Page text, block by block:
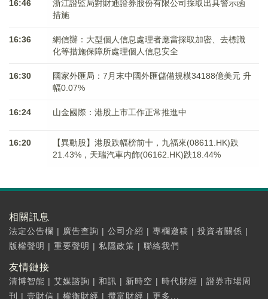
16:46
浙江證監局對財通證券股份有限公司採取出具警示函
措施
16:36
網信辦：大型個人信息處理者應當採取加密、去標識
化等措施保障所處理個人信息安全
16:30
國家外匯局：7月末中國外匯儲備規模34188億美元 升
幅0.07%
16:24 山金國際：港股上市工作正常推進中
16:20
【異動股】港股跌幅榜前十，九福來(08611.HK)跌
21.43%，天瑞汽車内飾(06162.HK)跌18.44%
相關訊息
法定公告欄 | 廣告查詢 | 公司介紹 | 專欄邀稿 | 投資者關係 |
版權聲明 | 重要聲明 | 私隱政策 | 聯絡我們
友情鏈接
清博智能 | 艾媒諮詢 | 和訊 | 新時空 | 時代財經 | 證券市場周
刊
| 壹財信 | 權衡財經 | 攬富財經 | 更多...